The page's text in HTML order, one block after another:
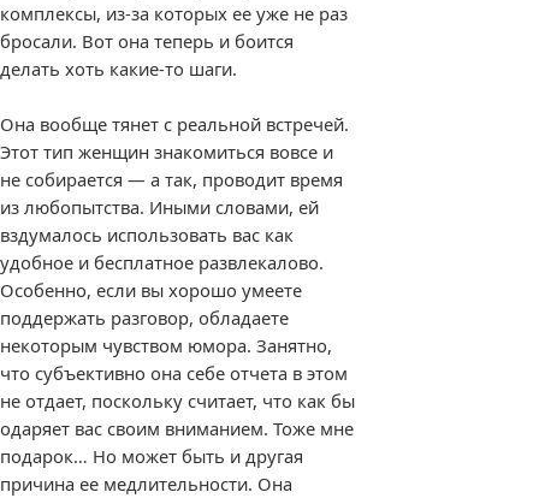
комплексы, из-за которых ее уже не раз
бросали. Вот она теперь и боится
делать хоть какие-то шаги.
Она вообще тянет с реальной встречей.
Этот тип женщин знакомиться вовсе и
не собирается — а так, проводит время
из любопытства. Иными словами, ей
вздумалось использовать вас как
удобное и бесплатное развлекалово.
Особенно, если вы хорошо умеете
поддержать разговор, обладаете
некоторым чувством юмора. Занятно,
что субъективно она себе отчета в этом
не отдает, поскольку считает, что как бы
одаряет вас своим вниманием. Тоже мне
подарок… Но может быть и другая
причина ее медлительности. Она